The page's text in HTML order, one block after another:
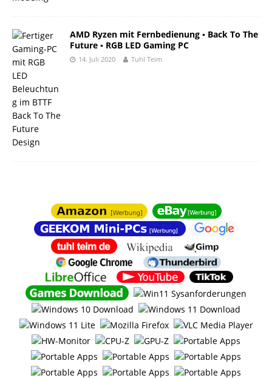
AMD Ryzen mit Fernbedienung ▪ Back To The
Future ▪ RGB LED Gaming PC
14. Juli 2020 Tuhl Teim